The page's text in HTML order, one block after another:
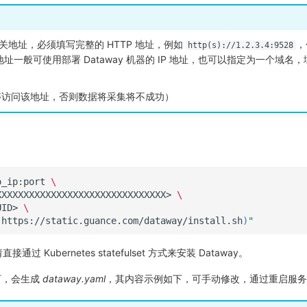
地址，必须填写完整的 HTTP 地址，例如 http(s)://1.2.3.4:9528
一般可使用部署 Dataway 机器的 IP 地址，也可以指定为一个域名，
问该地址，否则数据将采集将不成功）
\
\
\
https://static.guance.com/dataway/install.sh) "
接通过 Kubernetes statefulset 方式来安装 Dataway。
会生成 dataway.yaml，其内容示例如下，可手动修改，通过重启服